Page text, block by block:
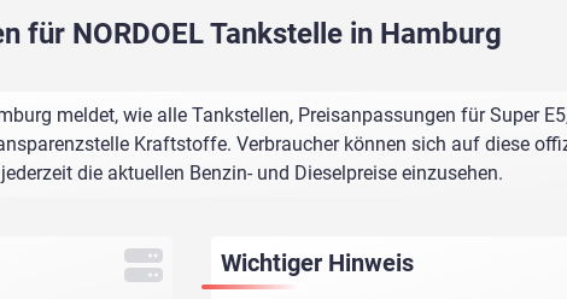
für NORDOEL Tankstelle in Hamburg
meldet, wie alle Tankstellen, Preisanpassungen für Super
Kraftstoffe. Verbraucher können sich auf diese
die aktuellen Benzin- und Dieselpreise einzusehen.
Wichtiger Hinweis